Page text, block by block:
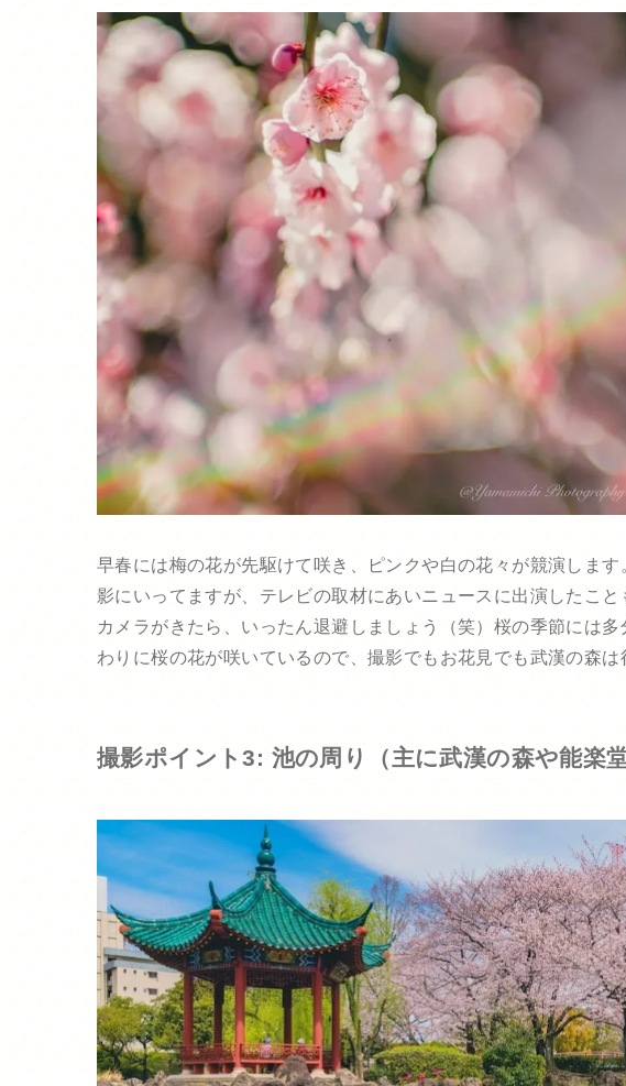
早春には梅の花が先駆けて咲き、ピンクや白の花々が競演しま
影にいってますが、テレビの取材にあいニュースに出演したこ
カメラがきたら、いったん退避しましょう（笑）桜の季節には
わりに桜の花が咲いているので、撮影でもお花見でも武漢の森は
撮影ポイント3: 池の周り（主に武漢の森や能楽堂